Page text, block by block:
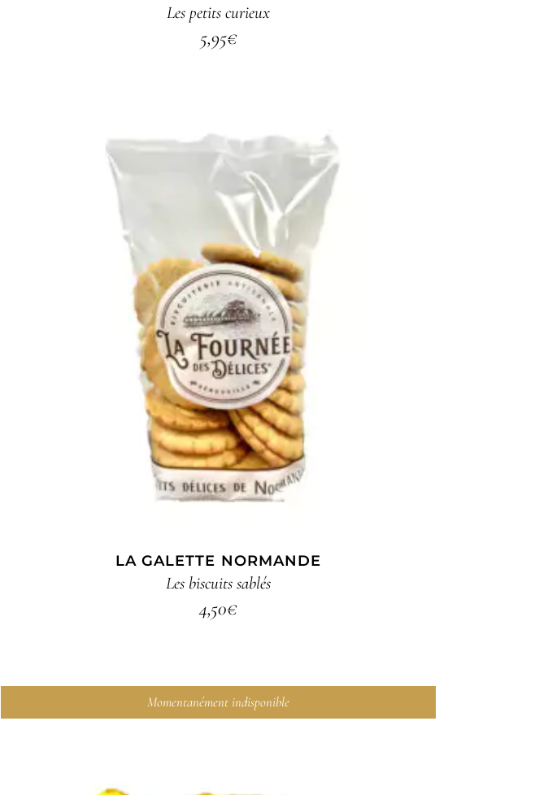
Les petits curieux
5,95€
AJOUTER AU PANIER
LA GALETTE NORMANDE
Les biscuits sablés
4,50€
Momentanément indisponible